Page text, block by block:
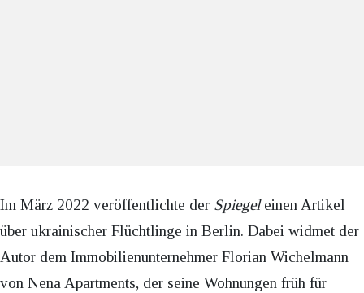
Im März 2022 veröffentlichte der Spiegeleinen Artikel
über ukrainischer Flüchtlinge in Berlin. Dabei widmet der
Autor dem Immobilienunternehmer Florian Wichelmann
von Nena Apartments, der seine Wohnungen früh für